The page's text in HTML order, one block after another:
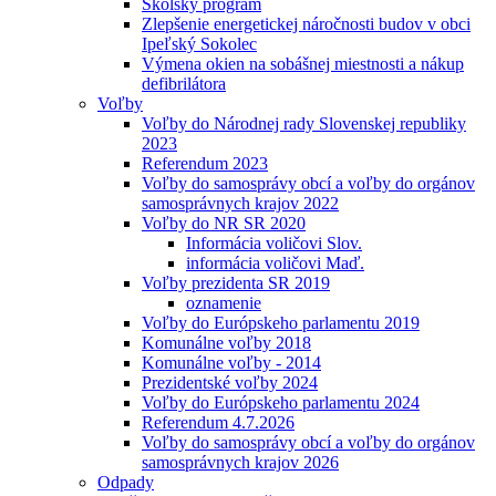
Školský program
Zlepšenie energetickej náročnosti budov v obci
Ipeľský Sokolec
Výmena okien na sobášnej miestnosti a nákup
defibrilátora
Voľby
Voľby do Národnej rady Slovenskej republiky
2023
Referendum 2023
Voľby do samosprávy obcí a voľby do orgánov
samosprávnych krajov 2022
Voľby do NR SR 2020
Informácia voličovi Slov.
informácia voličovi Maď.
Voľby prezidenta SR 2019
oznamenie
Voľby do Európskeho parlamentu 2019
Komunálne voľby 2018
Komunálne voľby - 2014
Prezidentské voľby 2024
Voľby do Európskeho parlamentu 2024
Referendum 4.7.2026
Voľby do samosprávy obcí a voľby do orgánov
samosprávnych krajov 2026
Odpady